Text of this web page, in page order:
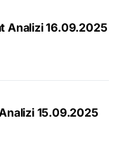
Analizi 16.09.2025
15.09.2025